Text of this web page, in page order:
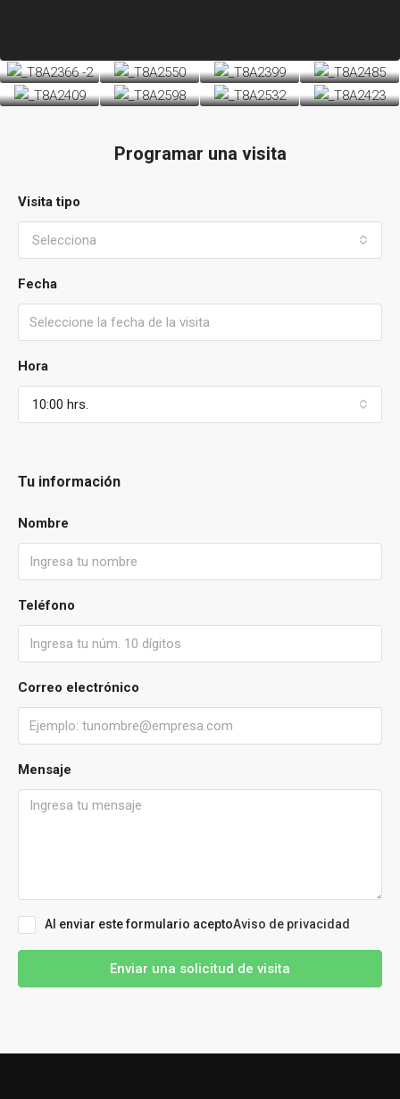
Programar una visita
Visita tipo
Selecciona
Fecha
Hora
10:00 hrs.
Tu información
Nombre
Teléfono
Correo electrónico
Mensaje
Al enviar este formulario aceptoAviso de privacidad
Enviar una solicitud de visita